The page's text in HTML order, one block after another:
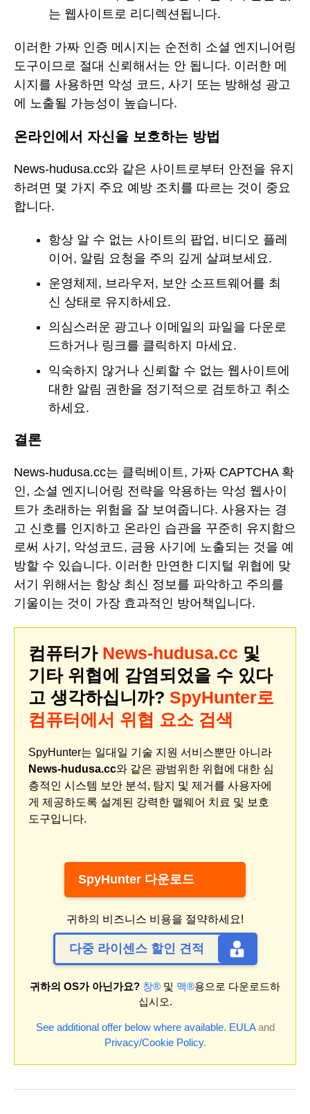
는 웹사이트로 리디렉션됩니다.
이러한 가짜 인증 메시지는 순전히 소셜 엔지니어링
도구이므로 절대 신뢰해서는 안 됩니다. 이러한 메
시지를 사용하면 악성 코드, 사기 또는 방해성 광고
에 노출될 가능성이 높습니다.
온라인에서 자신을 보호하는 방법
News-hudusa.cc와 같은 사이트로부터 안전을 유지
하려면 몇 가지 주요 예방 조치를 따르는 것이 중요
합니다.
항상 알 수 없는 사이트의 팝업, 비디오 플레
이어, 알림 요청을 주의 깊게 살펴보세요.
운영체제, 브라우저, 보안 소프트웨어를 최
신 상태로 유지하세요.
의심스러운 광고나 이메일의 파일을 다운로
드하거나 링크를 클릭하지 마세요.
익숙하지 않거나 신뢰할 수 없는 웹사이트에
대한 알림 권한을 정기적으로 검토하고 취소
하세요.
결론
News-hudusa.cc는 클릭베이트, 가짜 CAPTCHA 확
인, 소셜 엔지니어링 전략을 악용하는 악성 웹사이
트가 초래하는 위험을 잘 보여줍니다. 사용자는 경
고 신호를 인지하고 온라인 습관을 꾸준히 유지함으
로써 사기, 악성코드, 금융 사기에 노출되는 것을 예
방할 수 있습니다. 이러한 만연한 디지털 위협에 맞
서기 위해서는 항상 최신 정보를 파악하고 주의를
기울이는 것이 가장 효과적인 방어책입니다.
컴퓨터가 News-hudusa.cc 및
기타 위협에 감염되었을 수 있다
고 생각하십니까? SpyHunter로
컴퓨터에서 위협 요소 검색
SpyHunter는 일대일 기술 지원 서비스뿐만 아니라
News-hudusa.cc와 같은 광범위한 위협에 대한 심
층적인 시스템 보안 분석, 탐지 및 제거를 사용자에
게 제공하도록 설계된 강력한 맬웨어 치료 및 보호
도구입니다.
SpyHunter 다운로드
귀하의 비즈니스 비용을 절약하세요!
다중 라이센스 할인 견적
귀하의 OS가 아닌가요? 창® 및 맥®용으로 다운로드하
십시오.
See additional offer below where available. EULAand
Privacy/Cookie Policy.